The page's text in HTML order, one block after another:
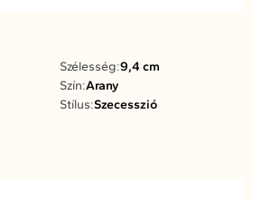
Szélesség:9,4 cm
Szín:Arany
Stílus:Szecesszió